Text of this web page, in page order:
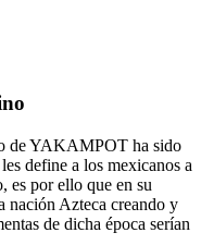
de YAKAMPOT ha sido
define a los mexicanos a
es por ello que en su
nación Azteca creando y
de dicha época serían